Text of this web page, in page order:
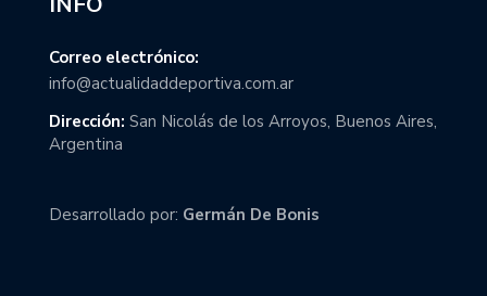
Correo electrónico:
info@actualidaddeportiva.com.ar
Dirección: San Nicolás de los Arroyos, Buenos Aires,
Argentina
Desarrollado por: Germán De Bonis